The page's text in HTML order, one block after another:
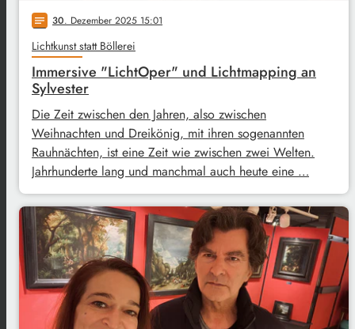
notes 30. Dezember 2025 15:01
Lichtkunst statt Böllerei
Immersive "LichtOper" und Lichtmapping an
Sylvester
Die Zeit zwischen den Jahren, also zwischen
Weihnachten und Dreikönig, mit ihren sogenannten
Rauhnächten, ist eine Zeit wie zwischen zwei Welten.
Jahrhunderte lang und manchmal auch heute eine …